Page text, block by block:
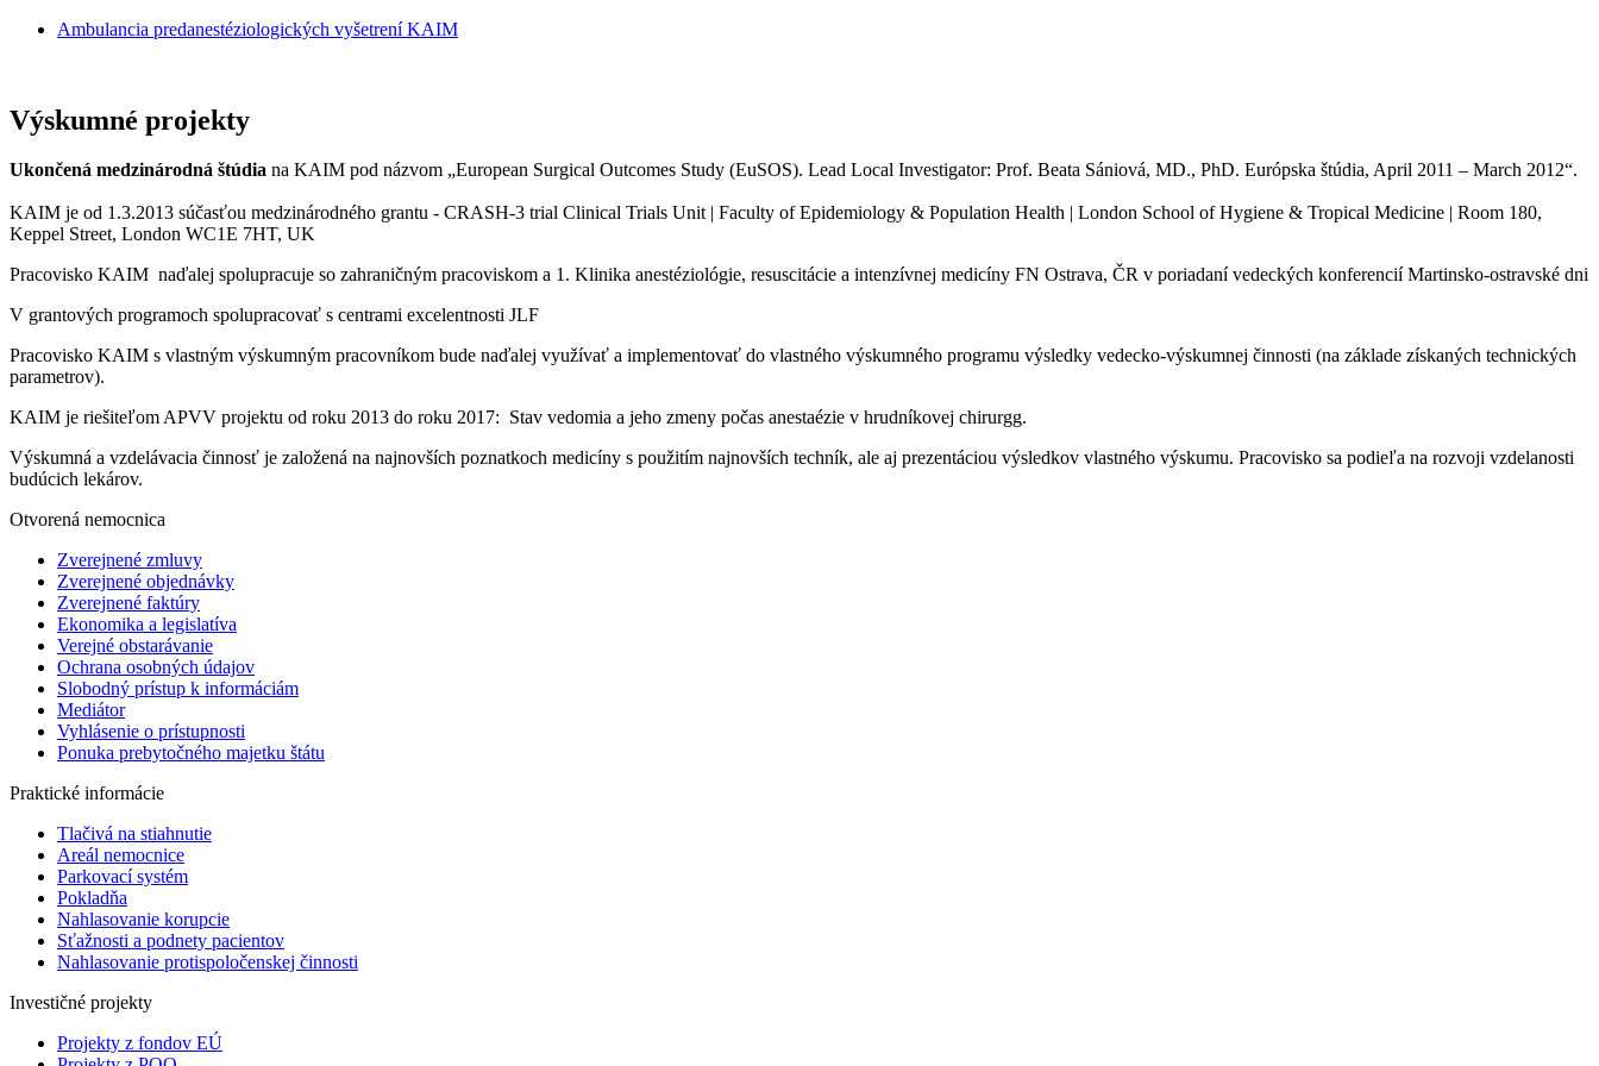
Ambulancia predanestéziologických vyšetrení KAIM
Výskumné projekty
Ukončená medzinárodná štúdia na KAIM pod názvom „European Surgical Outcomes Study (EuSOS). Lead Local Investigator: Prof. Beata Sániová, MD., PhD. Európska štúdia, April 2011 – March 2012“.
KAIM je od 1.3.2013 súčasťou medzinárodného grantu - CRASH-3 trial Clinical Trials Unit | Faculty of Epidemiology & Population Health | London School of Hygiene & Tropical Medicine | Room 180,
Keppel Street, London WC1E 7HT, UK
Pracovisko KAIM naďalej spolupracuje so zahraničným pracoviskom a 1. Klinika anestéziológie, resuscitácie a intenzívnej medicíny FN Ostrava, ČR v poriadaní vedeckých konferencií Martinsko-ostravské dni
V grantových programoch spolupracovať s centrami excelentnosti JLF
Pracovisko KAIM s vlastným výskumným pracovníkom bude naďalej využívať a implementovať do vlastného výskumného programu výsledky vedecko-výskumnej činnosti (na základe získaných technických
parametrov).
KAIM je riešiteľom APVV projektu od roku 2013 do roku 2017: Stav vedomia a jeho zmeny počas anestaézie v hrudníkovej chirurgg.
Výskumná a vzdelávacia činnosť je založená na najnovších poznatkoch medicíny s použitím najnovších techník, ale aj prezentáciou výsledkov vlastného výskumu. Pracovisko sa podieľa na rozvoji vzdelanosti
budúcich lekárov.
Otvorená nemocnica
Zverejnené zmluvy
Zverejnené objednávky
Zverejnené faktúry
Ekonomika a legislatíva
Verejné obstarávanie
Ochrana osobných údajov
Slobodný prístup k informáciám
Mediátor
Vyhlásenie o prístupnosti
Ponuka prebytočného majetku štátu
Praktické informácie
Tlačivá na stiahnutie
Areál nemocnice
Parkovací systém
Pokladňa
Nahlasovanie korupcie
Sťažnosti a podnety pacientov
Nahlasovanie protispoločenskej činnosti
Investičné projekty
Projekty z fondov EÚ